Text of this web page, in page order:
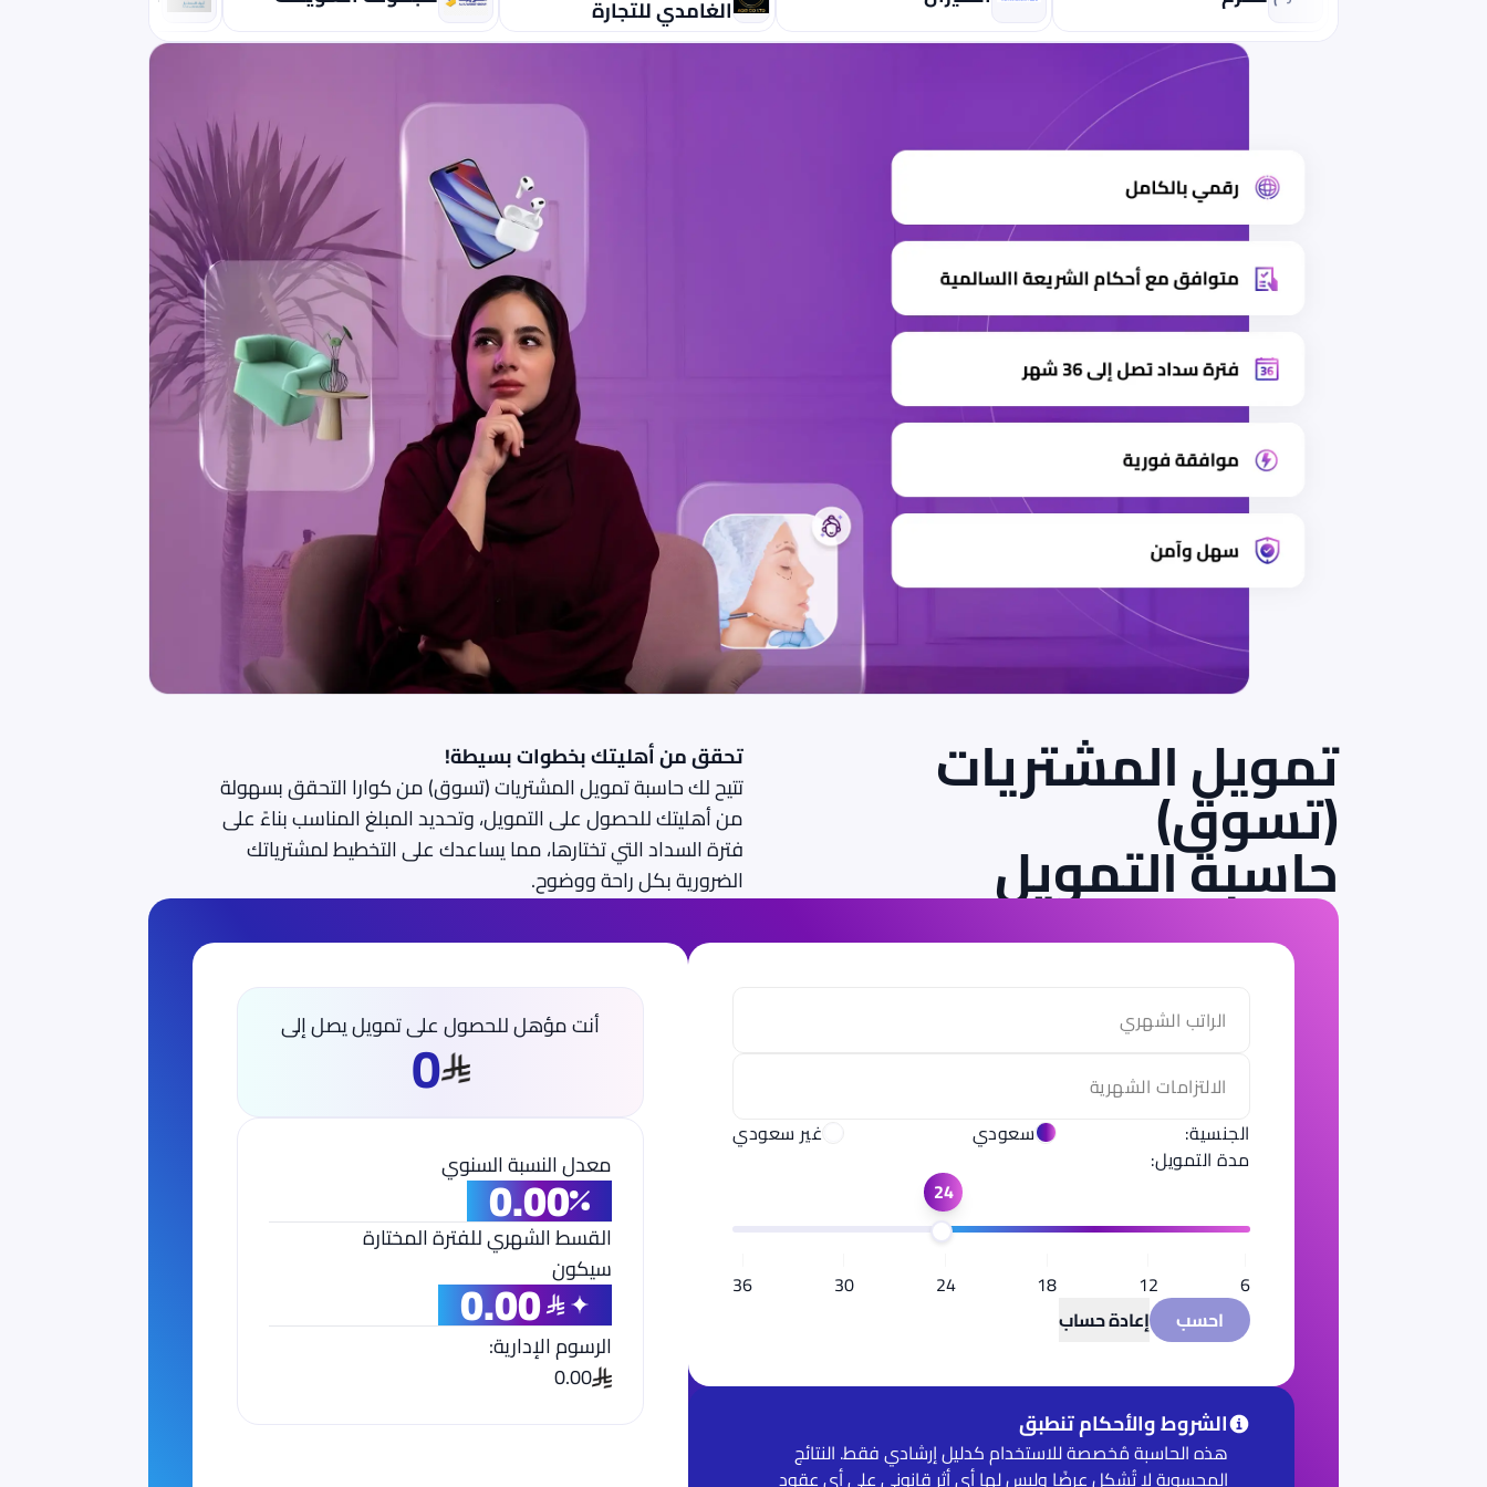
الغامدي للتجارة
تمويل المشتريات
(تسوق)
حاسبة التمويل
تحقق من أهليتك بخطوات بسيطة!
تتيح لك حاسبة تمويل المشتريات (تسوق) من كوارا التحقق بسهولة
من أهليتك للحصول على التمويل، وتحديد المبلغ المناسب بناءً على
فترة السداد التي تختارها، مما يساعدك على التخطيط لمشترياتك
الضرورية بكل راحة ووضوح.
الجنسية: سعودي
غير سعودي
مدة التمويل:
24
6
12
18
24
30
36
احسب
إعادة حساب
الشروط والأحكام تنطبق
هذه الحاسبة مُخصصة للاستخدام كدليل إرشادي فقط. النتائج
المحسوبة لا تُشكل عرضًا وليس لها أي أثر قانوني على أي عقود
أنت مؤهل للحصول على تمويل يصل إلى
0
معدل النسبة السنوي
0.00
القسط الشهري للفترة المختارة
سيكون 0.00
الرسوم الإدارية:
0.00